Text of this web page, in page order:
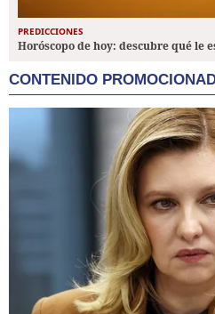
PREDICCIONES
Horóscopo de hoy: descubre qué le
CONTENIDO